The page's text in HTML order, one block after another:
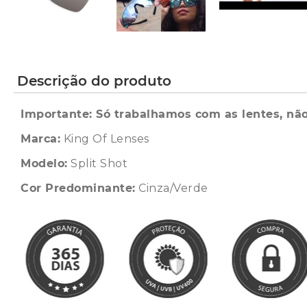
Descrição do produto
Importante: Só trabalhamos com as lentes,
Marca: King Of Lenses
Modelo: Split Shot
Cor Predominante: Cinza/Verde